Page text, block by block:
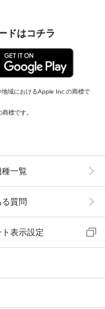
ドはコチラ
域におけるApple Inc.の商標で
標です。
一覧
質問
表示設定